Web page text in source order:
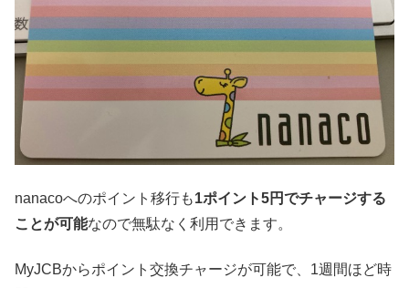
nanacoへのポイント移行も1ポイント5円でチャージする
ことが可能なので無駄なく利用できます。
MyJCBからポイント交換チャージが可能で、1週間ほど時